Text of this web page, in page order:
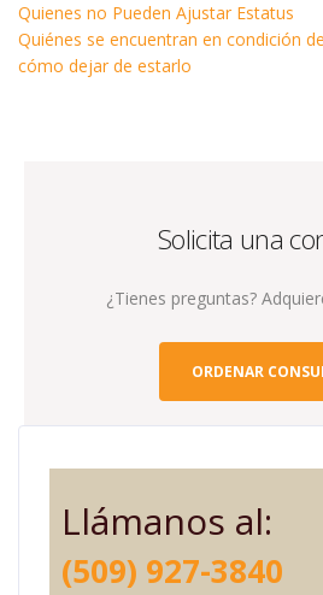
Quienes no Pueden Ajustar Estatus
Quiénes se encuentran en condición
cómo dejar de estarlo
Solicita una
¿Tienes preguntas?
ORDENAR
Llámanos al:
(509) 927-3840